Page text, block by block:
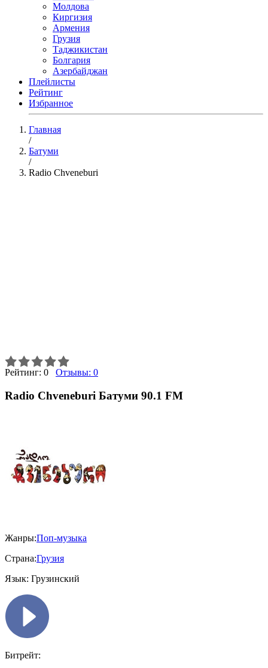
Молдова
Киргизия
Армения
Грузия
Таджикистан
Болгария
Азербайджан
Плейлисты
Рейтинг
Избранное
Главная
/
Батуми
/
Radio Chveneburi
Рейтинг: 0 Отзывы: 0
Radio Chveneburi Батуми 90.1 FM
Жанры:Поп-музыка
Страна:Грузия
Язык: Грузинский
Битрейт: